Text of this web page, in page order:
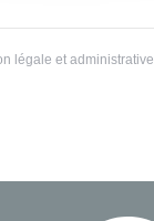
légale et administrative